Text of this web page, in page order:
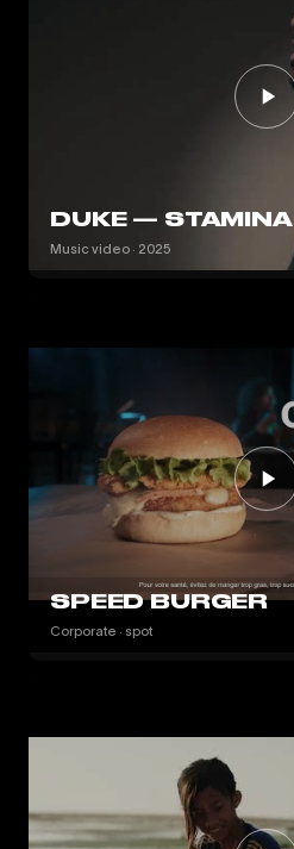
DUKE — STAMINA
Music video · 2025
SPEED BURGER
Corporate · spot